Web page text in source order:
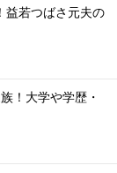
益若つばさ元夫の
！大学や学歴・